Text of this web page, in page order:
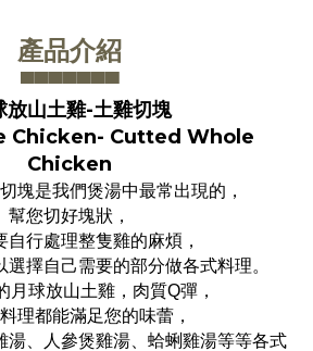
產品介紹
▀▀▀▀▀▀▀
放山土雞-土雞切塊
Chicken- Cutted Whole
Chicken
塊是我們煲湯中最常出現的，
幫您切好塊狀，
自行處理整隻雞的麻煩，
擇自己需要的部分做各式料理。
月球放山土雞，肉質Q彈，
理都能滿足您的味蕾，
湯、人參煲雞湯、蛤蜊雞湯等等各式